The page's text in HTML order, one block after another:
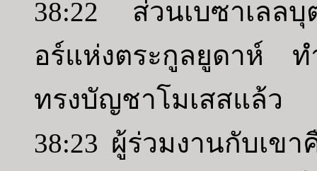
38:22 ส่วนเบซาเลลบุ
อร์แห่งตระกูลยูดาห์ ท
ทรงบัญชาโมเสสแล้ว
38:23 ผู้ร่วมงานกับเข